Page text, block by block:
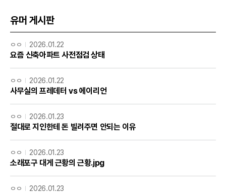
유머 게시판
ㅇㅇ 2026.01.22
요즘 신축아파트 사전점검 상태
ㅇㅇ 2026.01.22
사무실의 프레데터 vs 에이리언
ㅇㅇ 2026.01.23
절대로 지인한테 돈 빌려주면 안되는 이유
ㅇㅇ 2026.01.23
소래포구 대게 근황의 근황.jpg
ㅇㅇ 2026.01.23